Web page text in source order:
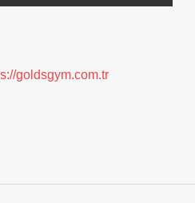
goldsgym.com.tr